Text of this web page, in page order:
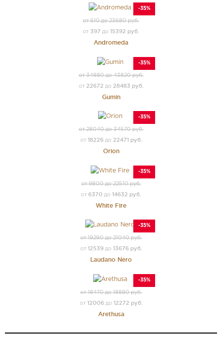
-35%
от 610 до 23680 руб.
от 397 до 15392 руб.
Andromeda
-35%
от 34880 до 43820 руб.
от 22672 до 28483 руб.
Gumin
-35%
от 28040 до 34570 руб.
от 18226до 22471 руб.
Orion
-35%
от 9800 до 22510 руб.
от 6370 до 14632 руб.
White Fire
-35%
от 19290 до 21040 руб.
от 12539до 13676 руб.
Laudano Nero
-35%
от 18470 до 18880 руб.
от 12006до 12272 руб.
Arethusa